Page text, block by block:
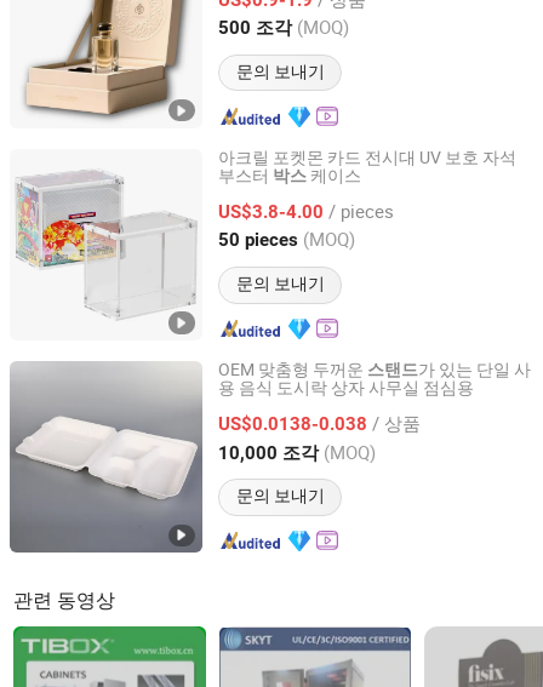
500 조각 (MOQ)
문의 보내기
Fujian, China 이후 2025
아크릴 포켓몬 카드 전시대 UV 보호 자석
부스터 박스 케이스
US$3.8-4.00 / pieces
50 pieces (MOQ)
문의 보내기
Wenzhou Daoqin Handicraft Co., Ltd.
Zhejiang, China 이후 2025
OEM 맞춤형 두꺼운 스탠드가 있는 단일 사
용 음식 도시락 상자 사무실 점심용
US$0.0138-0.038 / 상품
10,000 조각 (MOQ)
문의 보내기
Zanbond Group Co., Ltd
Zhejiang, China 이후 2020
관련 동영상